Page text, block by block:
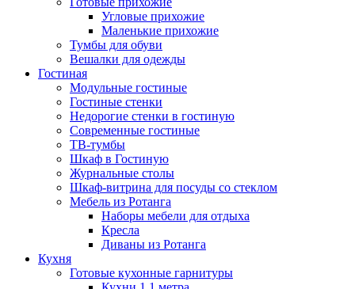
Угловые прихожие
Маленькие прихожие
Тумбы для обуви
Вешалки для одежды
Гостиная
Модульные гостиные
Гостиные стенки
Недорогие стенки в гостиную
Современные гостиные
ТВ-тумбы
Шкаф в Гостиную
Журнальные столы
Шкаф-витрина для посуды со стеклом
Мебель из Ротанга
Наборы мебели для отдыха
Кресла
Диваны из Ротанга
Кухня
Готовые кухонные гарнитуры